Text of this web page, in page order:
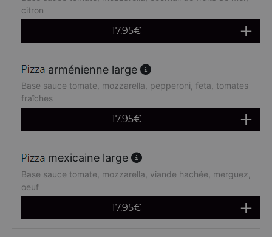
citron
17.95€
arménienne large
Base sauce tomate, mozzarella, pepperoni, feta, tomates
fraîches
17.95€
mexicaine large
Base sauce tomate, mozzarella, viande hachée, merguez,
oeuf
17.95€